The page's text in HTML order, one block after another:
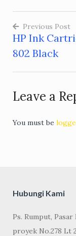
Post
Previous Post
HP Ink
802 Black
Leave a
You must be
Hubungi Kami
Ps. Rumput,
proyek No.278 Lt